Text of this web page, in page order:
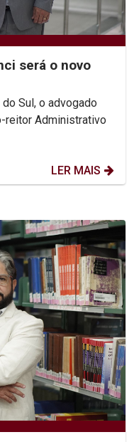
será o novo
do Sul, o advogado
reitor Administrativo
LER MAIS